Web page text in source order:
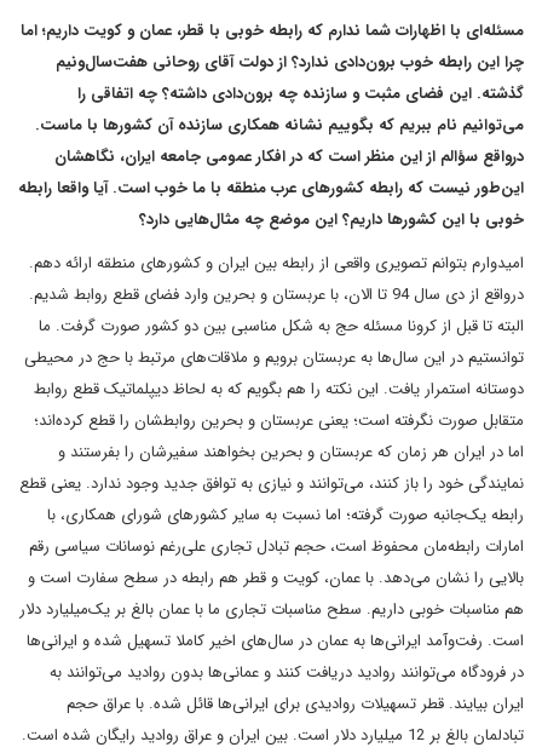
مسئله‌ای با اظهارات شما ندارم که رابطه خوبی با قطر، عمان و کویت داریم؛ اما
چرا این رابطه خوب برون‌دادی ندارد؟ از دولت آقای روحانی هفت‌سال‌و‌نیم
گذشته. این فضای مثبت و سازنده چه برون‌دادی داشته؟ چه اتفاقی را
می‌توانیم نام ببریم که بگوییم نشانه همکاری سازنده آن کشورها با ماست.
در‌واقع سؤالم از این منظر است که در افکار عمومی جامعه ایران، نگاهشان
این‌طور نیست که رابطه کشورهای عرب منطقه با ما خوب است. آیا واقعا رابطه
خوبی با این کشورها داریم؟ این موضع چه مثال‌هایی دارد؟
امیدوارم بتوانم تصویری واقعی از رابطه بین ایران و کشورهای منطقه ارائه دهم.
در‌واقع از دی سال 94 تا الان، با عربستان و بحرین وارد فضای قطع روابط شدیم.
البته تا قبل از کرونا مسئله حج به شکل مناسبی بین دو کشور صورت گرفت. ما
توانستیم در این سال‌ها به عربستان برویم و ملاقات‌های مرتبط با حج در محیطی
دوستانه استمرار یافت. این نکته را هم بگویم که به لحاظ دیپلماتیک قطع روابط
متقابل صورت نگرفته است؛ یعنی عربستان و بحرین روابطشان را قطع کرده‌اند؛
اما در ایران هر زمان که عربستان و بحرین بخواهند سفیرشان را بفرستند و
نمایندگی‌ خود را باز کنند، می‌توانند و نیازی به توافق جدید وجود ندارد. یعنی قطع
رابطه یک‌جانبه صورت گرفته؛ اما نسبت به سایر کشورهای شورای همکاری، با
امارات رابطه‌مان محفوظ است، حجم تبادل تجاری علی‌رغم نوسانات سیاسی رقم
بالایی را نشان می‌دهد. با عمان، کویت و قطر هم رابطه در سطح سفارت است و
هم مناسبات خوبی داریم. سطح مناسبات تجاری ما با عمان بالغ بر یک‌میلیارد دلار
است. رفت‌و‌آمد ایرانی‌ها به عمان در سال‌های اخیر کاملا تسهیل شده و ایرانی‌ها
در فرودگاه می‌توانند روادید دریافت کنند و عمانی‌ها بدون روادید می‌توانند به
ایران بیایند. قطر تسهیلات روادیدی برای ایرانی‌ها قائل شده. با عراق حجم
تبادلمان بالغ بر 12 میلیارد دلار است. بین ایران و عراق روادید رایگان شده است.